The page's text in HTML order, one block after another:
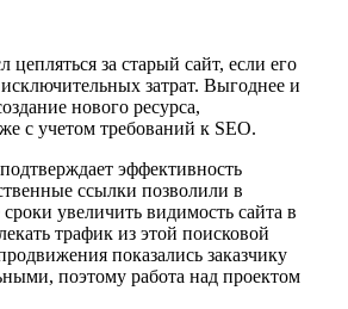
цепляться за старый сайт, если его
затрат. Выгоднее и
нового ресурса,
с учетом требований к SEO.
эффективность
ссылки позволили в
увеличить видимость сайта в
трафик из этой поисковой
показались заказчику
поэтому работа над проектом